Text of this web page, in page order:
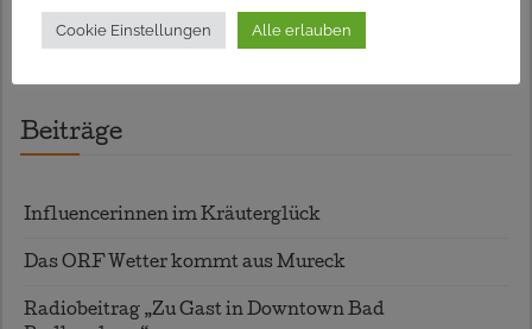
09.09.2026 – Biosphärenpark-Seife sieden
Beiträge
Influencerinnen im Kräuterglück
Das ORF Wetter kommt aus Mureck
Radiobeitrag „Zu Gast in Downtown Bad
Cookie Einstellungen Alle erlauben